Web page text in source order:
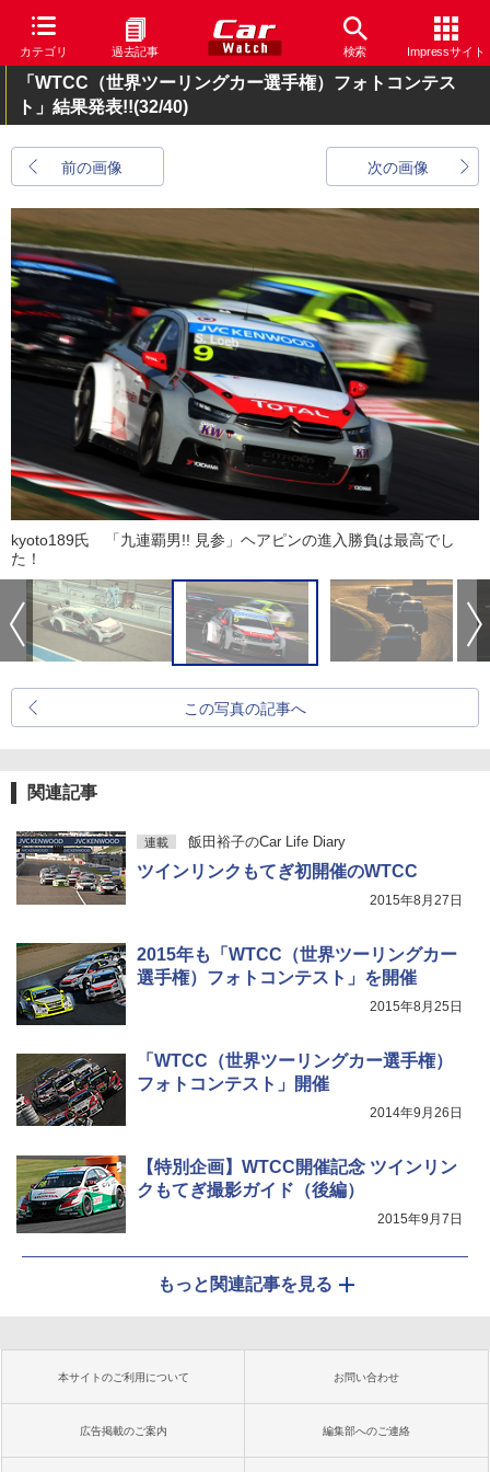
カテゴリ 過去記事 検索 Impressサイト
「WTCC（世界ツーリングカー選手権）フォトコンテス
ト」結果発表!!(32/40)
前の画像 次の画像
kyoto189氏 「九連覇男!! 見参」ヘアピンの進入勝負は最高でし
た！
この写真の記事へ
関連記事
連載 飯田裕子のCar Life Diary
ツインリンクもてぎ初開催のWTCC
2015年8月27日
2015年も「WTCC（世界ツーリングカー
選手権）フォトコンテスト」を開催
2015年8月25日
「WTCC（世界ツーリングカー選手権）
フォトコンテスト」開催
2014年9月26日
【特別企画】WTCC開催記念 ツインリン
クもてぎ撮影ガイド（後編）
2015年9月7日
もっと関連記事を見る
本サイトのご利用について お問い合わせ
広告掲載のご案内 編集部へのご連絡